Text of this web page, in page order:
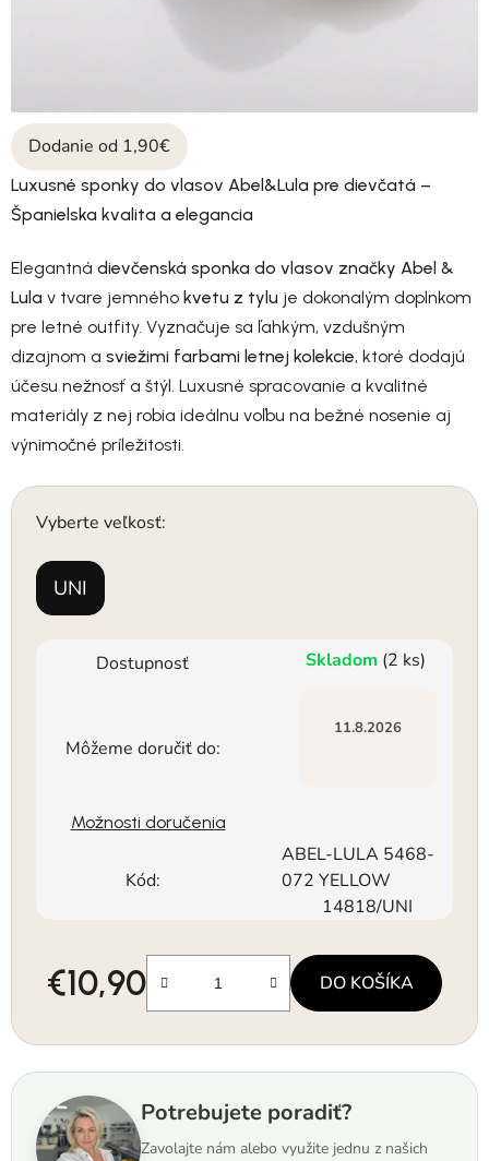
Dodanie od 1,90€
Luxusné sponky do vlasov Abel&Lula pre dievčatá –
Španielska kvalita a elegancia
Elegantná dievčenská sponka do vlasov značky Abel &
Lula v tvare jemného kvetu z tylu je dokonalým doplnkom
pre letné outfity. Vyznačuje sa ľahkým, vzdušným
dizajnom a sviežimi farbami letnej kolekcie, ktoré dodajú
účesu nežnosť a štýl. Luxusné spracovanie a kvalitné
materiály z nej robia ideálnu voľbu na bežné nosenie aj
výnimočné príležitosti.
Vyberte veľkosť:
UNI
Dostupnosť Skladom (2 ks)
Môžeme doručiť do:
11.8.2026
Možnosti doručenia
Kód:
ABEL-LULA 5468-
072 YELLOW
14818/UNI
€10,90
Jednotková cena:
DO KOŠÍKA
Potrebujete poradiť?
Zavolajte nám alebo využite jednu z našich